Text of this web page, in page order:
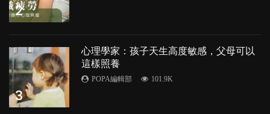
2
3
心理學家：孩子天生高度敏感，父母可以
這樣照養
POPA編輯部 101.9K